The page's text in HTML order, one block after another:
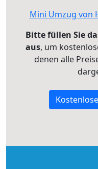
Mini Umzug von
Bitte füllen Sie
aus, um
denen alle